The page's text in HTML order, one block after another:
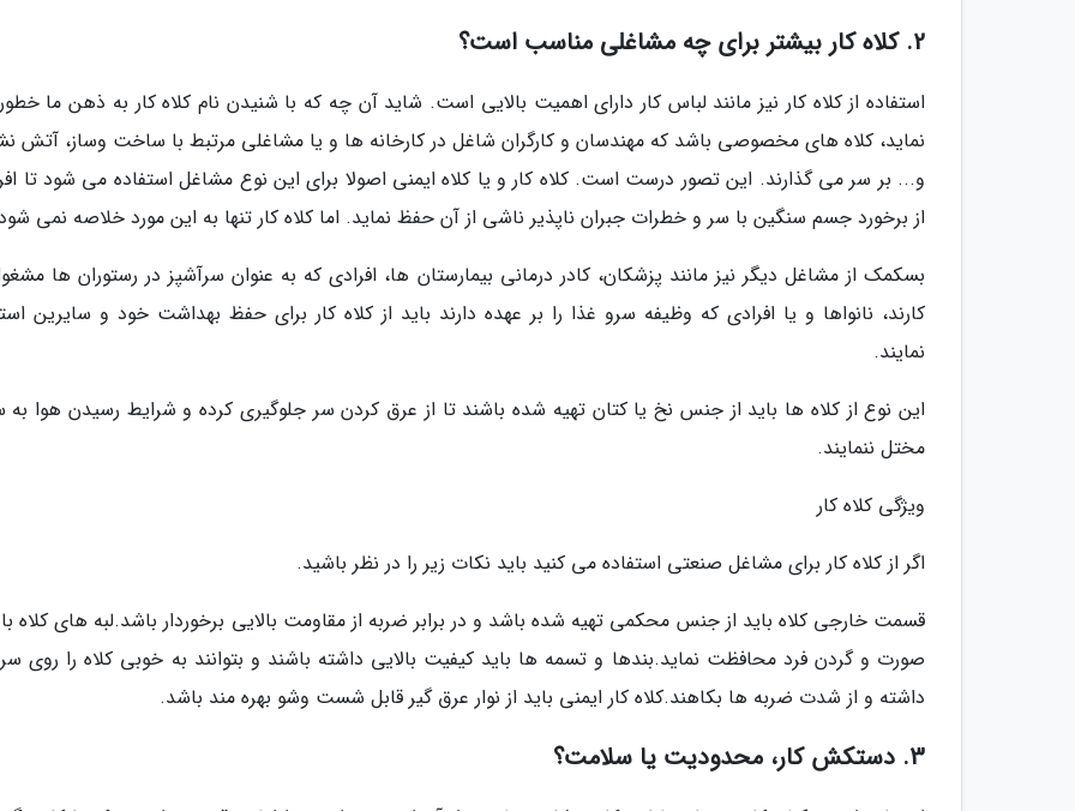
2. کلاه کار بیشتر برای چه مشاغلی مناسب است؟
استفاده از کلاه کار نیز مانند لباس کار دارای اهمیت بالایی است. شاید آن چه که با شنیدن نام کلاه کار به ذهن ما
نماید، کلاه های مخصوصی باشد که مهندسان و کارگران شاغل در کارخانه ها و یا مشاغلی مرتبط با ساخت وساز، آتش
و... بر سر می گذارند. این تصور درست است. کلاه کار و یا کلاه ایمنی اصولا برای این نوع مشاغل استفاده می شود تا
از برخورد جسم سنگین با سر و خطرات جبران ناپذیر ناشی از آن حفظ نماید. اما کلاه کار تنها به این مورد خلاصه نمی
بسکمک از مشاغل دیگر نیز مانند پزشکان، کادر درمانی بیمارستان ها، افرادی که به عنوان سرآشپز در رستوران ها
کارند، نانواها و یا افرادی که وظیفه سرو غذا را بر عهده دارند باید از کلاه کار برای حفظ بهداشت خود و سایرین
نمایند.
این نوع از کلاه ها باید از جنس نخ یا کتان تهیه شده باشند تا از عرق کردن سر جلوگیری کرده و شرایط رسیدن هوا به
مختل ننمایند.
ویژگی کلاه کار
اگر از کلاه کار برای مشاغل صنعتی استفاده می کنید باید نکات زیر را در نظر باشید.
قسمت خارجی کلاه باید از جنس محکمی تهیه شده باشد و در برابر ضربه از مقاومت بالایی برخوردار باشد.لبه های کلاه
صورت و گردن فرد محافظت نماید.بندها و تسمه ها باید کیفیت بالایی داشته باشند و بتوانند به خوبی کلاه را روی
داشته و از شدت ضربه ها بکاهند.کلاه کار ایمنی باید از نوار عرق گیر قابل شست وشو بهره مند باشد.
3. دستکش کار، محدودیت یا سلامت؟